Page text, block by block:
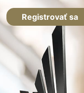
Registrovať sa